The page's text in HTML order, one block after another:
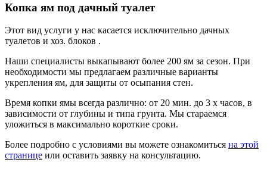
Копка ям под дачный туалет
Этот вид услуги у нас касается исключительно дачных
туалетов и хоз. блоков .
Наши специалисты выкапывают более 200 ям за сезон. При
необходимости мы предлагаем различные варианты
укрепления ям, для защиты от осыпания стен.
Время копки ямы всегда различно: от 20 мин. до 3 х часов, в
зависимости от глубины и типа грунта. Мы стараемся
уложиться в максимально короткие сроки.
Более подробно с условиями вы можете ознакомиться на этой
странице или оставить заявку на консультацию.